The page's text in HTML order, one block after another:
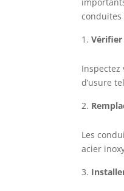
conduites
Inspectez
d’usure
Les
acier